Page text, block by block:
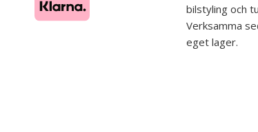
bilstyling och
Verksamma
eget lager.